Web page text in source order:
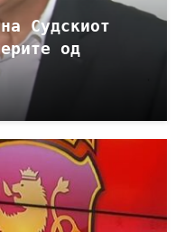
Судскиот
од